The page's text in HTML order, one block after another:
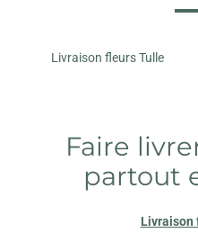
Livraison fleurs Tulle
Faire
partout
Livraison